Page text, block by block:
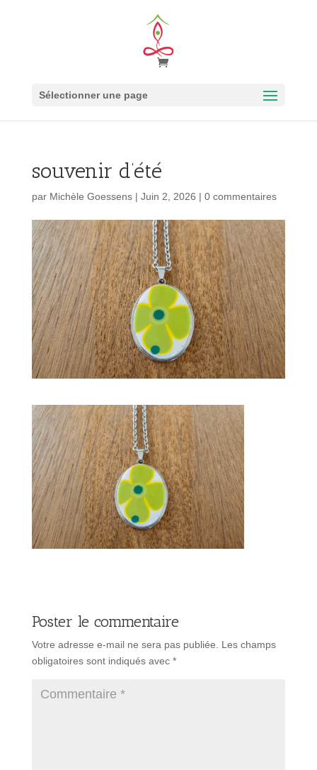
Sélectionner une page
souvenir d’été
par Michèle Goessens| Juin 2, 2026 | 0 commentaires
Poster le commentaire
Votre adresse e-mail ne sera pas publiée.
Les champs
obligatoires sont indiqués avec *